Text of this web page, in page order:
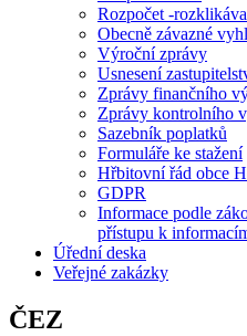
Rozpočet -
Obecně závazné
Výroční zprávy
Usnesení
Zprávy finančního
Zprávy kontrolního
Sazebník poplatků
Formuláře ke stažení
Hřbitovní řád obce
GDPR
Informace podle
přístupu k
Úřední deska
Veřejné zakázky
ČEZ